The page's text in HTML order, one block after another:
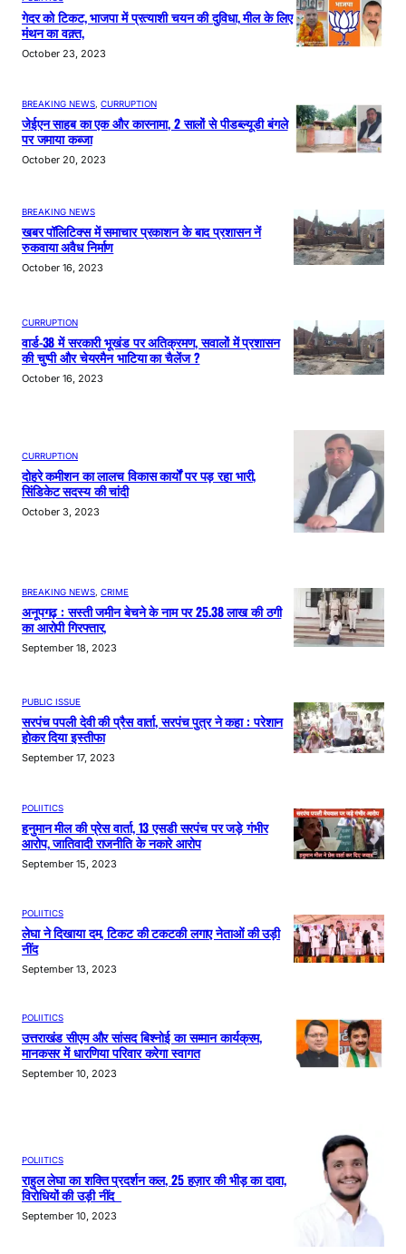
गेदर को टिकट, भाजपा में प्रत्याशी चयन की दुविधा, मील के लिए
मंथन का वक़्त,
October 23, 2023
BREAKING NEWS CURRUPTION
जेईएन साहब का एक और कारनामा, 2 सालों से पीडब्ल्यूडी बंगले
पर जमाया कब्जा
October 20, 2023
BREAKING NEWS
खबर पॉलिटिक्स में समाचार प्रकाशन के बाद प्रशासन नें
रुकवाया अवैध निर्माण
October 16, 2023
CURRUPTION
वार्ड-38 में सरकारी भूखंड पर अतिक्रमण, सवालों में प्रशासन
की चुप्पी और चेयरमैन भाटिया का चैलेंज ?
October 16, 2023
CURRUPTION
दोहरे कमीशन का लालच विकास कार्यों पर पड़ रहा भारी,
सिंडिकेट सदस्य की चांदी
October 3, 2023
BREAKING NEWS CRIME
अनूपगढ़ : सस्ती जमीन बेचने के नाम पर 25.38 लाख की ठगी
का आरोपी गिरफ्तार,
September 18, 2023
PUBLIC ISSUE
सरपंच पपली देवी की प्रैस वार्ता, सरपंच पुत्र ने कहा : परेशान
होकर दिया इस्तीफा
September 17, 2023
POLIITICS
हनुमान मील की प्रेस वार्ता, 13 एसडी सरपंच पर जड़े गंभीर
आरोप, जातिवादी राजनीति के नकारे आरोप
September 15, 2023
POLIITICS
लेघा ने दिखाया दम, टिकट की टकटकी लगाए नेताओं की उड़ी
नींद
September 13, 2023
POLIITICS
उत्तराखंड सीएम और सांसद बिश्नोई का सम्मान कार्यक्रम,
मानकसर में धारणिया परिवार करेगा स्वागत
September 10, 2023
POLIITICS
राहुल लेघा का शक्ति प्रदर्शन कल, 25 हज़ार की भीड़ का दावा,
विरोधियों की उड़ी नींद
September 10, 2023